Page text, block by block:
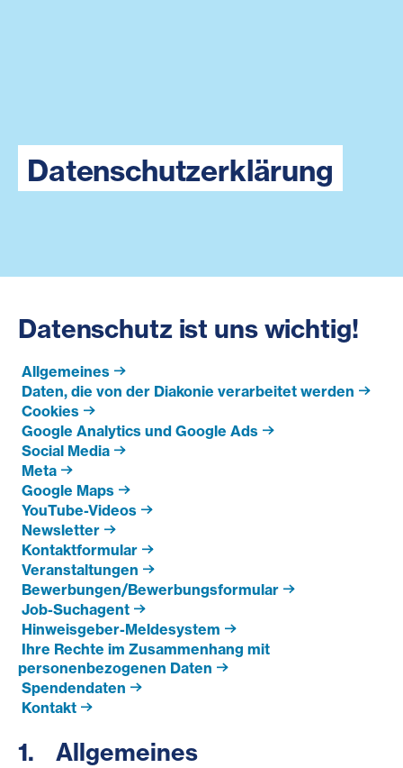
Datenschutzerklärung
Datenschutz ist uns wichtig!
Allgemeines
Daten, die von der Diakonie verarbeitet werden
Cookies
Google Analytics und Google Ads
Social Media
Meta
Google Maps
YouTube-Videos
Newsletter
Kontaktformular
Veranstaltungen
Bewerbungen/Bewerbungsformular
Job-Suchagent
Hinweisgeber-Meldesystem
Ihre Rechte im Zusammenhang mit
personenbezogenen Daten
Spendendaten
Kontakt
1. Allgemeines